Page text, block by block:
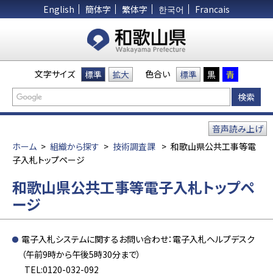
English 簡体字 繁体字 한국어 Francais
文字サイズ 標準 拡大 色合い 標準 黒 青
ホーム > 組織から探す > 技術調査課 > 和歌山県公共工事等電
子入札トップページ
音声読み上げ
和歌山県公共工事等電子入札トップペ
ージ
電子入札システムに関するお問い合わせ：電子入札ヘルプデスク
（午前9時から午後5時30分まで）
TEL:0120-032-092